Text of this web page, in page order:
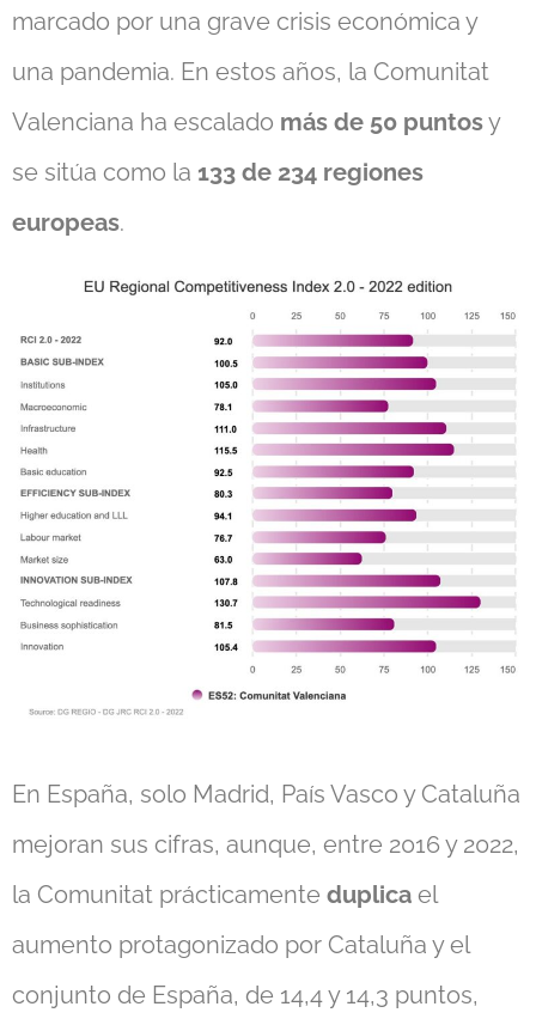
marcado por una grave crisis económica y
una pandemia. En estos años, la Comunitat
Valenciana ha escalado más de 50 puntosy
se sitúa como la 133 de 234 regiones
europeas.
En España, solo Madrid, País Vasco y Cataluña
mejoran sus cifras, aunque, entre 2016 y 2022,
la Comunitat prácticamente duplica el
aumento protagonizado por Cataluña y el
conjunto de España, de 14,4 y 14,3 puntos,